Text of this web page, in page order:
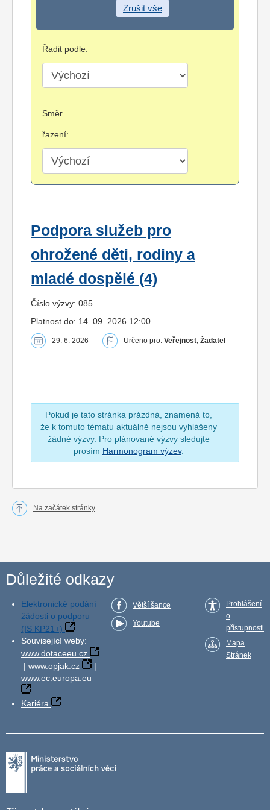
Zrušit vše
Řadit podle:
Směr
řazení:
Podpora služeb pro
ohrožené děti, rodiny a
mladé dospělé (4)
Číslo výzvy: 085
Platnost do: 14. 09. 2026 12:00
29. 6. 2026 Určeno pro: Veřejnost, Žadatel
Pokud je tato stránka prázdná, znamená to,
že k tomuto tématu aktuálně nejsou vyhlášeny
žádné výzvy. Pro plánované výzvy sledujte
prosím Harmonogram výzev.
Na začátek stránky
Důležité odkazy
Elektronické podání
žádosti o podporu
(IS KP21+)
Související weby:
www.dotaceeu.cz
| www.opjak.cz
|
www.ec.europa.eu
Kariéra
Větší šance
Youtube
Prohlášení
o
přístupnosti
Mapa
Stránek